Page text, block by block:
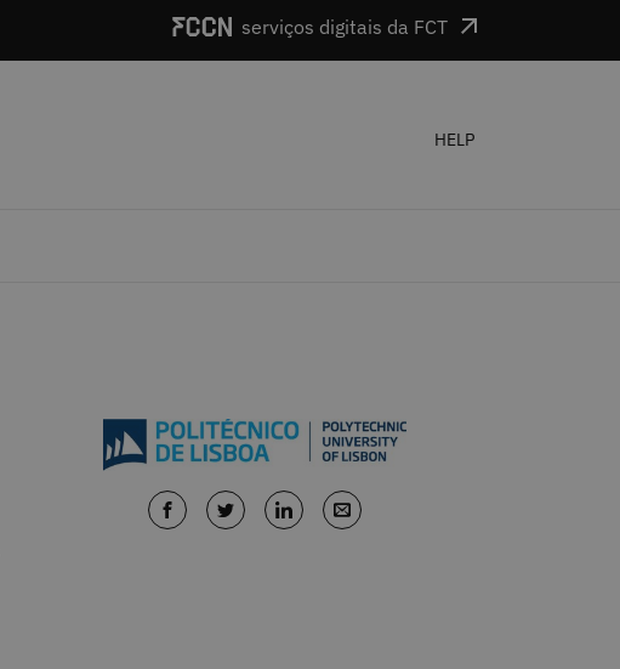
serviços digitais da FCT
HELP